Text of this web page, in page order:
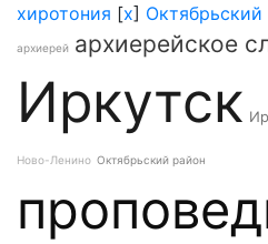
хиротония [x] Октябрьский
архиерей архиерейское
Иркутск
Ново-Ленино Октябрьский район